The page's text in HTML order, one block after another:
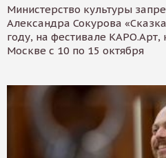
Министерство культуры
Александра Сокурова
году, на фестивале КАРО.Арт,
Москве с 10 по 15 октября